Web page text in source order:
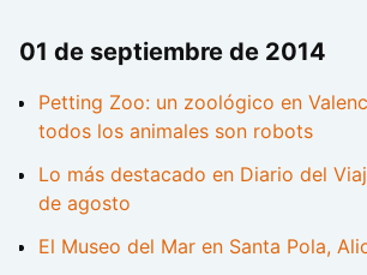
01 de septiembre de 2014
Petting Zoo: un zoológico en
todos los animales son robots
Lo más destacado en Diario del
de agosto
El Museo del Mar en Santa Pola,